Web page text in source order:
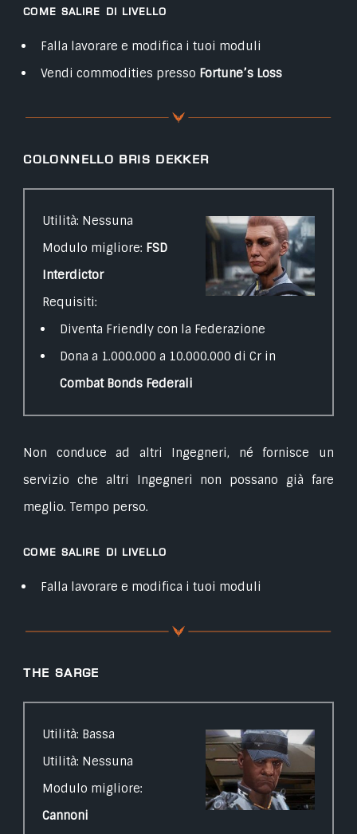
Come salire di livello
Falla lavorare e modifica i tuoi moduli
Vendi commodities presso Fortune’s Loss
Colonnello Bris Dekker
Utilità: Nessuna
Modulo migliore: FSD
Interdictor
Requisiti:
Diventa Friendly con la Federazione
Dona a 1.000.000 a 10.000.000 di Cr in
Combat Bonds Federali
Non conduce ad altri Ingegneri, né fornisce un
servizio che altri Ingegneri non possano già fare
meglio. Tempo perso.
Come salire di livello
Falla lavorare e modifica i tuoi moduli
The Sarge
Utilità: Bassa
Utilità: Nessuna
Modulo migliore:
Cannoni